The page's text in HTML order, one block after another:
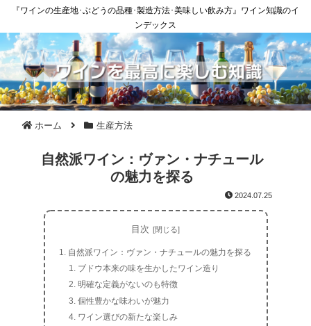
『ワインの生産地･ぶどうの品種･製造方法･美味しい飲み方』ワイン知識のイ
ンデックス
ホーム 生産方法
自然派ワイン：ヴァン・ナチュール
の魅力を探る
2024.07.25
目次
自然派ワイン：ヴァン・ナチュールの魅力を探る
ブドウ本来の味を生かしたワイン造り
明確な定義がないのも特徴
個性豊かな味わいが魅力
ワイン選びの新たな楽しみ